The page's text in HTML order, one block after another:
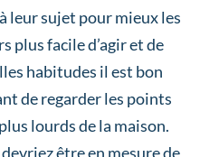
leur sujet pour mieux les
plus facile d’agir et de
habitudes il est bon
de regarder les points
lourds de la maison.
être en mesure de